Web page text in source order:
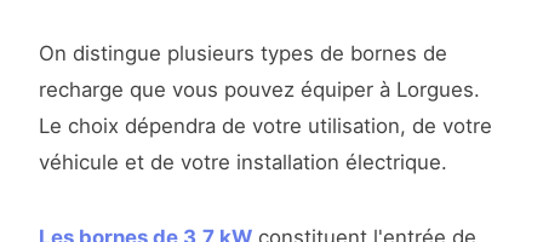
On distingue plusieurs types de bornes de
recharge que vous pouvez équiper à Lorgues.
Le choix dépendra de votre utilisation, de votre
véhicule et de votre installation électrique.